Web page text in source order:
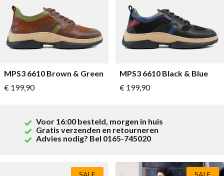
MPS3 6610 Brown & Green
Vanaf
€ 199,90
MPS3 6610 Black & Blue
Vanaf
€ 199,90
SALE SALE
Voor 16:00 besteld, morgen in huis
Gratis verzenden en retourneren
Advies nodig? Bel 0165-745020